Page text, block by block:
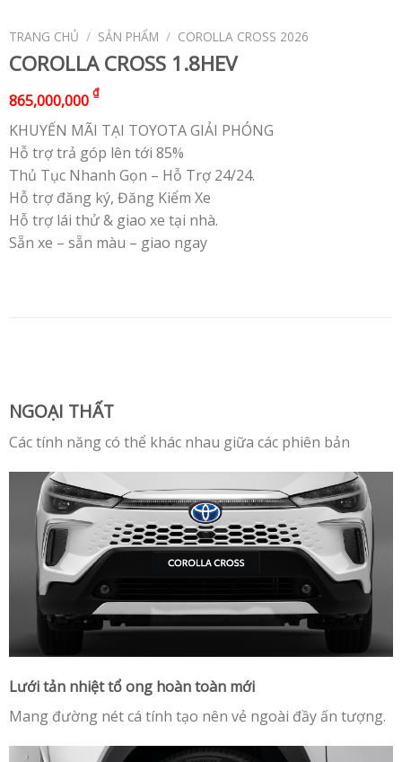
TRANG CHỦ / SẢN PHẨM / COROLLA CROSS 2026
COROLLA CROSS 1.8HEV
865,000,000 ₫
KHUYẾN MÃI TẠI TOYOTA GIẢI PHÓNG
Hỗ trợ trả góp lên tới 85%
Thủ Tục Nhanh Gọn – Hỗ Trợ 24/24.
Hỗ trợ đăng ký, Đăng Kiểm Xe
Hỗ trợ lái thử & giao xe tại nhà.
Sẵn xe – sẵn màu – giao ngay
NGOẠI THẤT
Các tính năng có thể khác nhau giữa các phiên bản
Lưới tản nhiệt tổ ong hoàn toàn mới
Mang đường nét cá tính tạo nên vẻ ngoài đầy ấn tượng.